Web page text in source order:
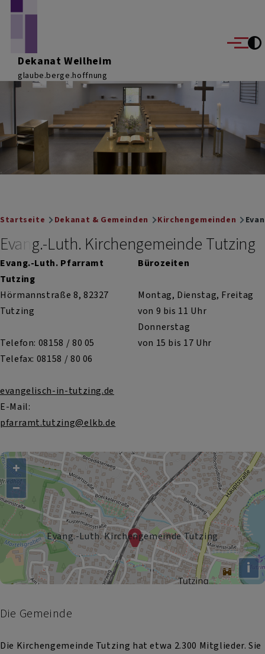
Dekanat Weilheim
glaube.berge.hoffnung
Menü
Breadcrumb
Startseite Dekanat & Gemeinden Kirchengemeinden
Evang.-Luth. Kirchengemeinde Tutzing
Evang.-Luth. Pfarramt
Tutzing
Hörmannstraße 8, 82327
Tutzing
Telefon: 08158 / 80 05
Telefax: 08158 / 80 06
evangelisch-in-tutzing.de
E-Mail:
pfarramt.tutzing@elkb.de
Bürozeiten
Montag, Dienstag, Freitag
von 9 bis 11 Uhr
Donnerstag
von 15 bis 17 Uhr
Evang.-Luth. Kirchengemeinde Tutzing
+
−
i
Die Gemeinde
Die Kirchengemeinde Tutzing hat etwa 2.300 Mitglieder. Sie